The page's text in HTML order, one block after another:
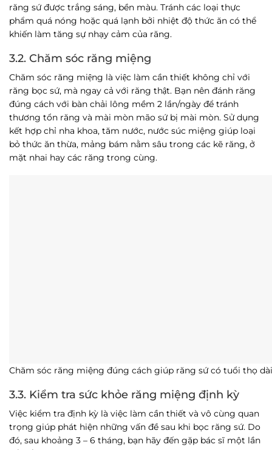
răng sứ được trắng sáng, bền màu. Tránh các loại thực
phẩm quá nóng hoặc quá lạnh bởi nhiệt độ thức ăn có thể
khiến làm tăng sự nhạy cảm của răng.
3.2. Chăm sóc răng miệng
Chăm sóc răng miệng là việc làm cần thiết không chỉ với
răng bọc sứ, mà ngay cả với răng thật. Bạn nên đánh răng
đúng cách với bàn chải lông mềm 2 lần/ngày để tránh
thương tổn răng và mài mòn mão sứ bị mài mòn. Sử dụng
kết hợp chỉ nha khoa, tăm nước, nước súc miệng giúp loại
bỏ thức ăn thừa, mảng bám nằm sâu trong các kẽ răng, ở
mặt nhai hay các răng trong cùng.
Chăm sóc răng miệng đúng cách giúp răng sứ có tuổi thọ
3.3. Kiểm tra sức khỏe răng miệng định kỳ
Việc kiểm tra định kỳ là việc làm cần thiết và vô cùng quan
trọng giúp phát hiện những vấn đề sau khi bọc răng sứ. Do
đó, sau khoảng 3 – 6 tháng, bạn hãy đến gặp bác sĩ một lần